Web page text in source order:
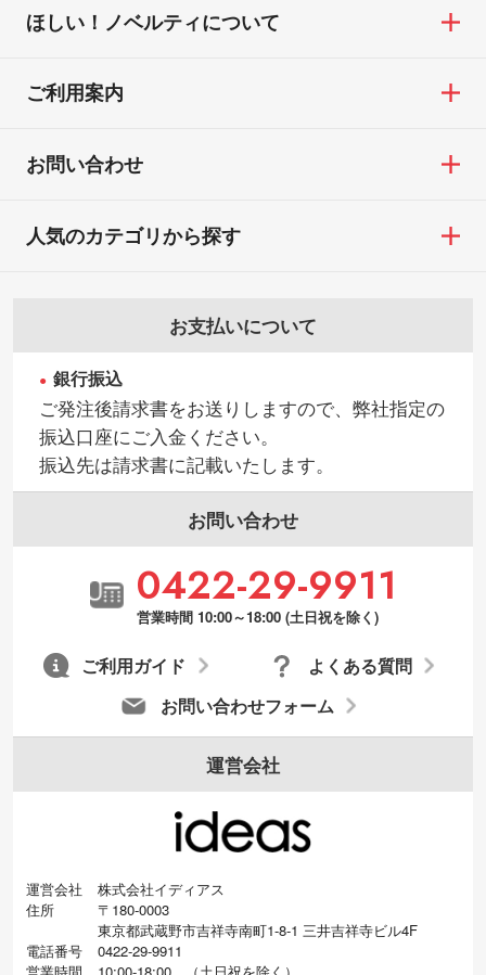
ほしい！ノベルティについて
ご利用案内
お問い合わせ
お支払いについて
銀行振込
ご発注後請求書をお送りしますので、弊社指定の
振込口座にご入金ください。
振込先は請求書に記載いたします。
お問い合わせ
0422-29-9911
営業時間 10:00～18:00 (土日祝を除く)
お問い合わせフォーム
よくある質問
ご利用ガイド
運営会社
運営会社
株式会社イディアス
住所
〒180-0003
東京都武蔵野市吉祥寺南町1-8-1 三井吉祥寺ビル4F
電話番号
0422-29-9911
営業時間
10:00-18:00 （土日祝を除く）
人気のカテゴリから探す